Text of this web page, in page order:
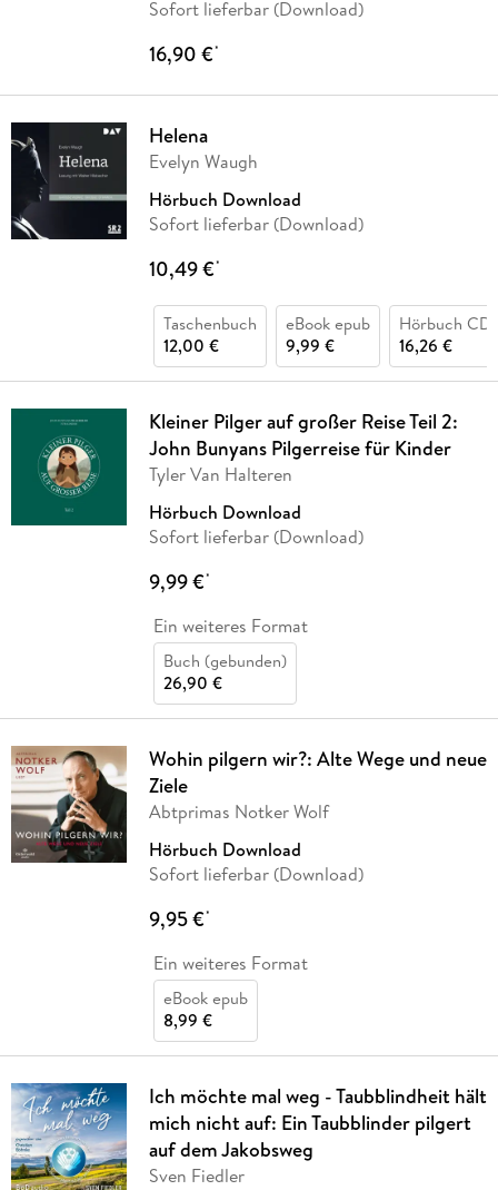
Sofort lieferbar (Download)
16,90 €*
Helena
Evelyn Waugh
Hörbuch Download
Sofort lieferbar (Download)
10,49 €*
Taschenbuch
12,00 €
eBook epub
9,99 €
Hörbuch CD
16,26 €
Kleiner Pilger auf großer Reise Teil 2:
John Bunyans Pilgerreise für Kinder
Tyler Van Halteren
Hörbuch Download
Sofort lieferbar (Download)
9,99 €*
Ein weiteres Format
Buch (gebunden)
26,90 €
Wohin pilgern wir?: Alte Wege und neue
Ziele
Abtprimas Notker Wolf
Hörbuch Download
Sofort lieferbar (Download)
9,95 €*
Ein weiteres Format
eBook epub
8,99 €
Ich möchte mal weg - Taubblindheit hält
mich nicht auf: Ein Taubblinder pilgert
auf dem Jakobsweg
Sven Fiedler